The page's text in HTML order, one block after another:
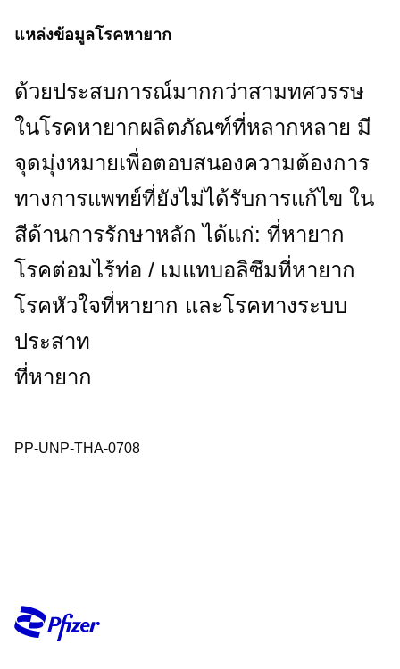
แหล่งข้อมูลโรคหายาก
ด้วยประสบการณ์มากกว่าสามทศวรรษ
ในโรคหายากผลิตภัณฑ์ที่หลากหลาย มี
จุดมุ่งหมายเพื่อตอบสนองความต้องการ
ทางการแพทย์ที่ยังไม่ได้รับการแก้ไข ใน
สีด้านการรักษาหลัก ได้แก่​: ที่หายาก
โรคต่อมไร้ท่อ / เมแทบอลิซึมที่หายาก
โรคหัวใจที่หายาก และโรคทางระบบ
ประสาท
ที่หายาก
PP-UNP-THA-0708​